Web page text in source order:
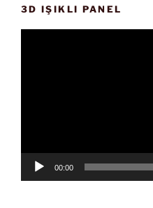
3D IŞIKLI PANEL
00:00